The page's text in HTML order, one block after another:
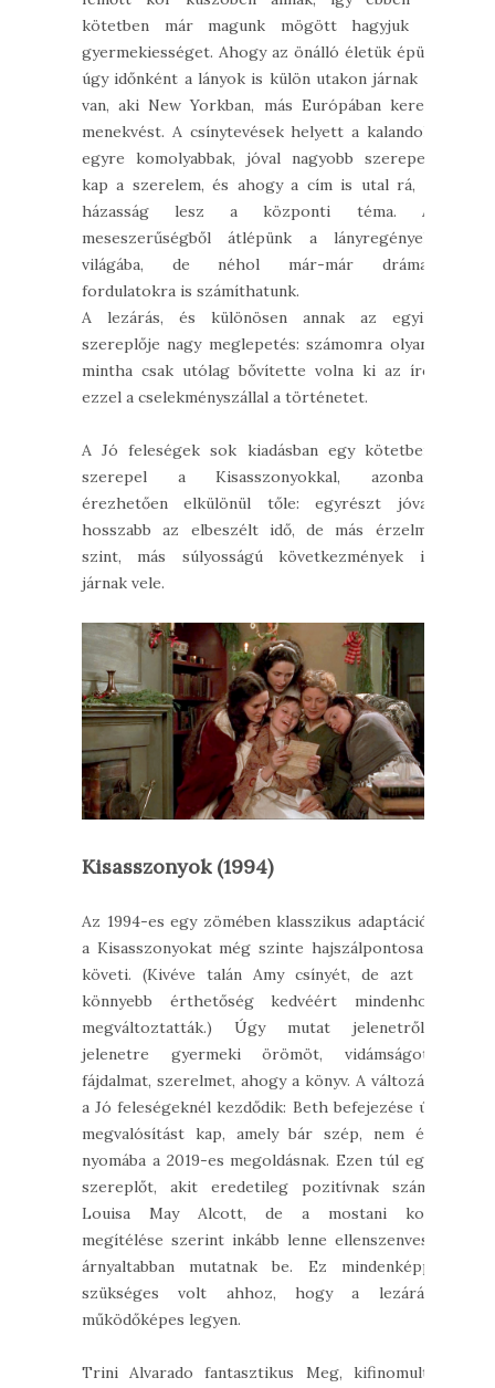
kötetben már magunk mögött hagyjuk a
gyermekiességet. Ahogy az önálló életük épül,
úgy időnként a lányok is külön utakon járnak -
van, aki New Yorkban, más Európában keres
menekvést. A csínytevések helyett a kalandok
egyre komolyabbak, jóval nagyobb szerepet
kap a szerelem, és ahogy a cím is utal rá, a
házasság lesz a központi téma. A
meseszerűségből átlépünk a lányregények
világába, de néhol már-már drámai
fordulatokra is számíthatunk.
A lezárás, és különösen annak az egyik
szereplője nagy meglepetés: számomra olyan,
mintha csak utólag bővítette volna ki az író
ezzel a cselekményszállal a történetet.
A Jó feleségek sok kiadásban egy kötetben
szerepel a Kisasszonyokkal, azonban
érezhetően elkülönül tőle: egyrészt jóval
hosszabb az elbeszélt idő, de más érzelmi
szint, más súlyosságú következmények is
járnak vele.
Kisasszonyok (1994)
Az 1994-es egy zömében klasszikus adaptáció:
a Kisasszonyokat még szinte hajszálpontosan
követi. (Kivéve talán Amy csínyét, de azt a
könnyebb érthetőség kedvéért mindenhol
megváltoztatták.) Úgy mutat jelenetről-
jelenetre gyermeki örömöt, vidámságot,
fájdalmat, szerelmet, ahogy a könyv. A változás
a Jó feleségeknél kezdődik: Beth befejezése új
megvalósítást kap, amely bár szép, nem ér
nyomába a 2019-es megoldásnak. Ezen túl egy
szereplőt, akit eredetileg pozitívnak szánt
Louisa May Alcott, de a mostani kor
megítélése szerint inkább lenne ellenszenves,
árnyaltabban mutatnak be. Ez mindenképp
szükséges volt ahhoz, hogy a lezárás
működőképes legyen.
Trini Alvarado fantasztikus Meg, kifinomult,